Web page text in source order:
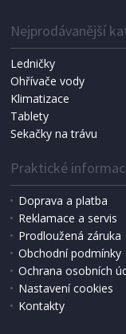
Nejprodávanější
Ledničky
Ohřívače vody
Klimatizace
Tablety
Sekačky na trávu
Praktické
Doprava a platba
Reklamace a servis
Prodloužená záruka
Obchodní podmínky
Ochrana osobních
Nastavení cookies
Kontakty